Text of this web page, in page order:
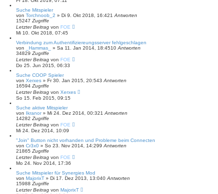
Suche Mitspieler
von Torchnoob_2 » Di 9. Okt 2018, 16:421 Antworten
15247 Zugriffe
Letzter Beitrag von FOE
Mi 10. Okt 2018, 07:45
Verbindung zum Authentifiziereungsserver fehlgeschlagen
von
_Hammas_ » Sa 11. Jan 2014, 18:4510 Antworten
34829 Zugriffe
Letzter Beitrag von FOE
Do 25. Jun 2015, 06:33
Suche COOP Spieler
von Xerxes » Fr 30. Jan 2015, 20:543 Antworten
16594 Zugriffe
Letzter Beitrag von Xerxes
So 15. Feb 2015, 09:15
Suche aktive Mitspieler
von Ikranor» Mi 24. Dez 2014, 00:321 Antworten
14282 Zugriffe
Letzter Beitrag von FOE
Mi 24. Dez 2014, 10:09
"Join" Button nicht vorhanden und Probleme beim Connecten
von Cr3x0 » So 23. Nov 2014, 14:299 Antworten
21865 Zugriffe
Letzter Beitrag von FOE
Mo 24. Nov 2014, 17:36
Suche Mitspieler für Synergies Mod
von MajorixT » Di 17. Dez 2013, 13:040 Antworten
15988 Zugriffe
Letzter Beitrag von MajorixT